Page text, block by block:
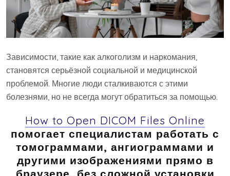
Зависимости, такие как алкоголизм и наркомания,
становятся серьёзной социальной и медицинской
проблемой. Многие люди сталкиваются с этими
болезнями, но не всегда могут обратиться за помощью.
How to Open DICOM Files Online
помогает специалистам работать с
томограммами, ангиограммами и
другими изображениями прямо в